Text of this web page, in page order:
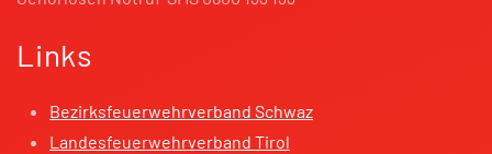
Links
Bezirksfeuerwehrverband Schwaz
Landesfeuerwehrverband Tirol